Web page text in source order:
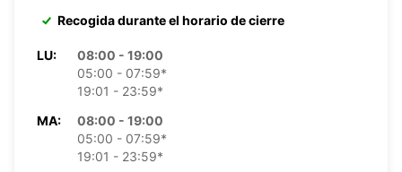
Recogida durante el horario de cierre
LU:
08:00 - 19:00
05:00 - 07:59*
19:01 - 23:59*
MA:
08:00 - 19:00
05:00 - 07:59*
19:01 - 23:59*